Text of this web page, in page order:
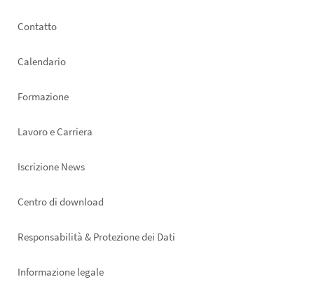
Footer
Contatto
Calendario
Formazione
Lavoro e Carriera
Iscrizione News
Footer
Centro di download
Responsabilità & Protezione dei Dati
Informazione legale